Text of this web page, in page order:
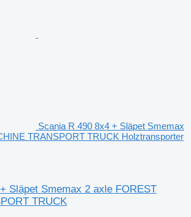
Scania R 490 8x4 + Släpet Smemax
TRANSPORT TRUCK Holztransporter
Släpet Smemax 2 axle FOREST
TRUCK